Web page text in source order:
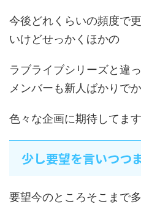
今後どれくらいの頻度で
いけどせっかくほかの
ラブライブシリーズと違
メンバーも新人ばかりで
色々な企画に期待してます
少し要望を言いつつ
要望今のところそこまで